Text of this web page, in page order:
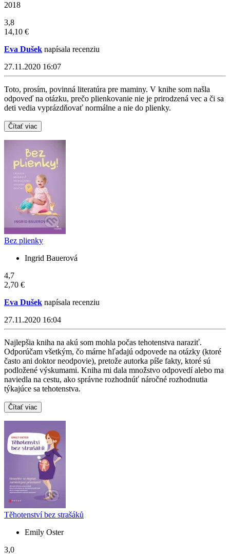
2018
3,8
14,10 €
Eva Dušek napísala recenziu
27.11.2020 16:07
Toto, prosím, povinná literatúra pre maminy. V knihe som našla
odpoveď na otázku, prečo plienkovanie nie je prirodzená vec a či sa
deti vedia vyprázdňovať normálne a nie do plienky.
Čítať viac
Bez plienky
Ingrid Bauerová
4,7
2,70 €
Eva Dušek napísala recenziu
27.11.2020 16:04
Najlepšia kniha na akú som mohla počas tehotenstva naraziť.
Odporúčam všetkým, čo márne hľadajú odpovede na otázky (ktoré
často ani doktor neodpovie), pretože autorka píše fakty, ktoré sú
podložené výskumami. Kniha mi dala množstvo odpovedí alebo ma
naviedla na cestu, ako správne rozhodnúť náročné rozhodnutia
týkajúce sa tehotenstva.
Čítať viac
Těhotenství bez strašáků
Emily Oster
3,0